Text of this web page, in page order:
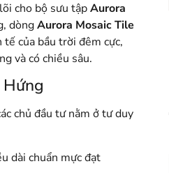
cho bộ sưu tậpAurora
dòngAurora Mosaic Tile
của bầu trời đêm cực,
và có chiều sâu.
chủ đầu tư nằm ở tư duy
dài chuẩn mực đạt